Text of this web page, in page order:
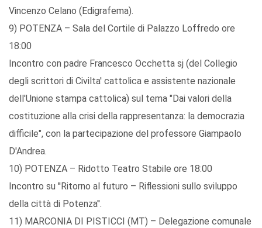
Vincenzo Celano (Edigrafema).
9) POTENZA – Sala del Cortile di Palazzo Loffredo ore
18:00
Incontro con padre Francesco Occhetta sj (del Collegio
degli scrittori di Civilta' cattolica e assistente nazionale
dell'Unione stampa cattolica) sul tema "Dai valori della
costituzione alla crisi della rappresentanza: la democrazia
difficile", con la partecipazione del professore Giampaolo
D'Andrea.
10) POTENZA – Ridotto Teatro Stabile ore 18:00
Incontro su ''Ritorno al futuro – Riflessioni sullo sviluppo
della città di Potenza''.
11) MARCONIA DI PISTICCI (MT) – Delegazione comunale